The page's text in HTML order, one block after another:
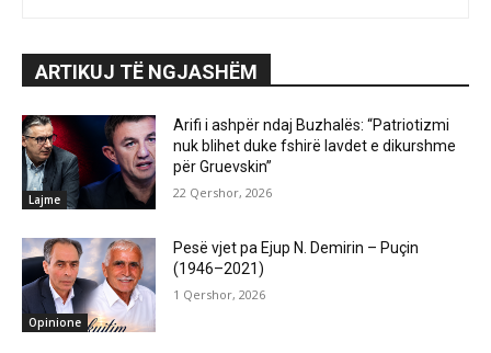
ARTIKUJ TË NGJASHËM
Lajme
Arifi i ashpër ndaj Buzhalës: “Patriotizmi
nuk blihet duke fshirë lavdet e dikurshme
për Gruevskin”
22 Qershor, 2026
Opinione
Pesë vjet pa Ejup N. Demirin – Puçin
(1946–2021)
1 Qershor, 2026